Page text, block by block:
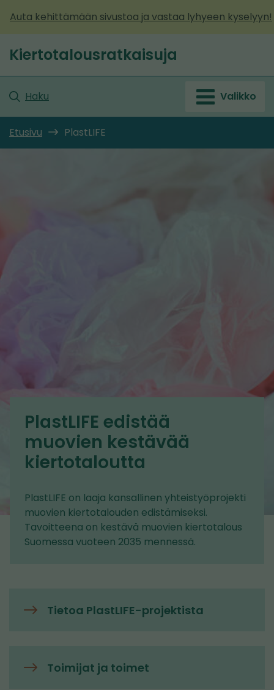
sisältöön
Auta kehittämään sivustoa ja vastaa lyhyeen kyselyyn!
Etusivu
Kiertotalousratkaisuja
Haku Valikko
Etusivu PlastLIFE
PlastLIFE edistää
muovien kestävää
kiertotaloutta
PlastLIFE on laaja kansallinen yhteistyöprojekti
muovien kiertotalouden edistämiseksi.
Tavoitteena on kestävä muovien kiertotalous
Suomessa vuoteen 2035 mennessä.
Tietoa PlastLIFE-projektista
Toimijat ja toimet